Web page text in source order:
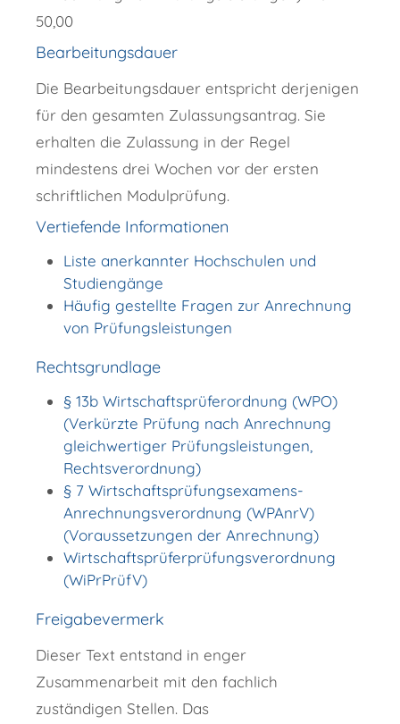
50,00
Bearbeitungsdauer
Die Bearbeitungsdauer entspricht derjenigen
für den gesamten Zulassungsantrag. Sie
erhalten die Zulassung in der Regel
mindestens drei Wochen vor der ersten
schriftlichen Modulprüfung.
Vertiefende Informationen
Liste anerkannter Hochschulen und
Studiengänge
Häufig gestellte Fragen zur Anrechnung
von Prüfungsleistungen
Rechtsgrundlage
§ 13b Wirtschaftsprüferordnung (WPO)
(Verkürzte Prüfung nach Anrechnung
gleichwertiger Prüfungsleistungen,
Rechtsverordnung)
§ 7 Wirtschaftsprüfungsexamens-
Anrechnungsverordnung (WPAnrV)
(Voraussetzungen der Anrechnung)
Wirtschaftsprüferprüfungsverordnung
(WiPrPrüfV)
Freigabevermerk
Dieser Text entstand in enger
Zusammenarbeit mit den fachlich
zuständigen Stellen. Das